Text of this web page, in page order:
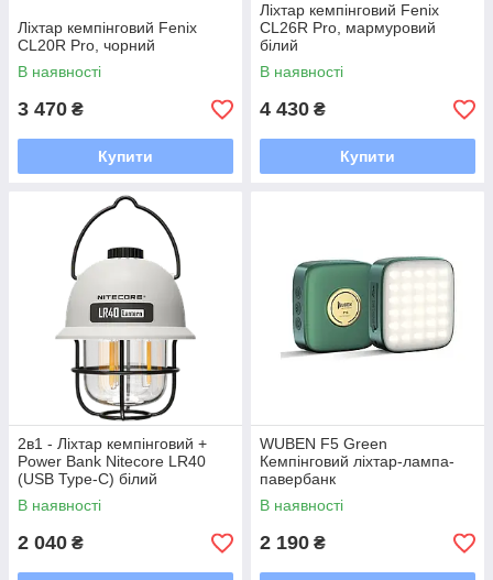
Ліхтар кемпінговий Fenix
CL20R Pro, чорний
В наявності
3 470 ₴
Купити
Ліхтар кемпінговий Fenix
CL26R Pro, мармуровий
білий
В наявності
4 430 ₴
Купити
2в1 - Ліхтар кемпінговий +
Power Bank Nitecore LR40
(USB Type-C) білий
В наявності
2 040 ₴
WUBEN F5 Green
Кемпінговий ліхтар-лампа-
павербанк
В наявності
2 190 ₴